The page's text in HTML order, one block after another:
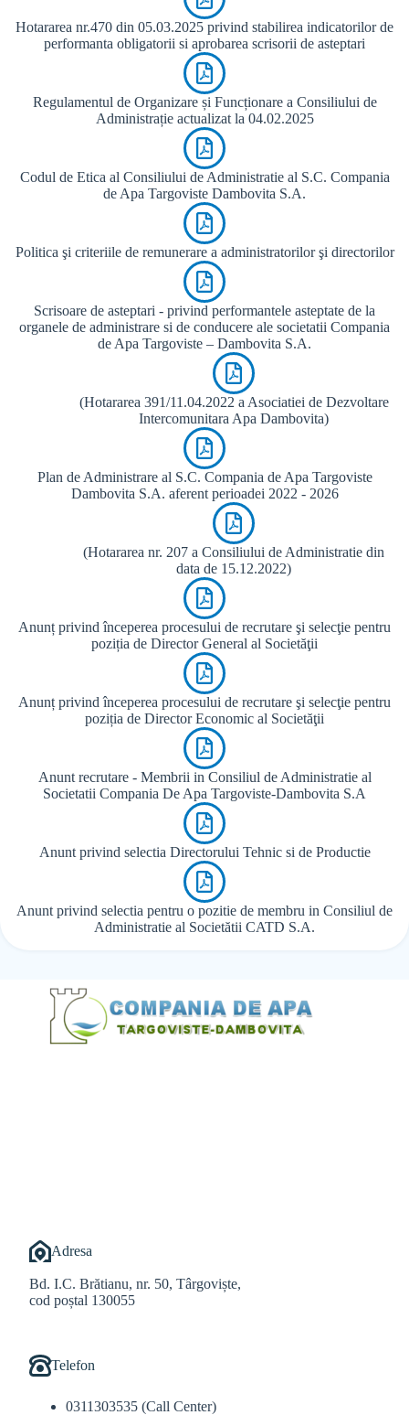
Hotararea nr.470 din 05.03.2025 privind stabilirea indicatorilor de
performanta obligatorii si aprobarea scrisorii de asteptari
Regulamentul de Organizare și Funcționare a Consiliului de
Administrație actualizat la 04.02.2025
Codul de Etica al Consiliului de Administratie al S.C. Compania
de Apa Targoviste Dambovita S.A.
Politica şi criteriile de remunerare a administratorilor şi directorilor
Scrisoare de asteptari - privind performantele asteptate de la
organele de administrare si de conducere ale societatii Compania
de Apa Targoviste – Dambovita S.A.
(Hotararea 391/11.04.2022 a Asociatiei de Dezvoltare
Intercomunitara Apa Dambovita)
Plan de Administrare al S.C. Compania de Apa Targoviste
Dambovita S.A. aferent perioadei 2022 - 2026
(Hotararea nr. 207 a Consiliului de Administratie din
data de 15.12.2022)
Anunț privind începerea procesului de recrutare şi selecţie pentru
poziția de Director General al Societăţii
Anunț privind începerea procesului de recrutare şi selecţie pentru
poziția de Director Economic al Societăţii
Anunt recrutare - Membrii in Consiliul de Administratie al
Societatii Compania De Apa Targoviste-Dambovita S.A
Anunt privind selectia Directorului Tehnic si de Productie
Anunt privind selectia pentru o pozitie de membru in Consiliul de
Administratie al Societătii CATD S.A.
Adresa
Bd. I.C. Brătianu, nr. 50, Târgoviște,
cod poștal 130055
Telefon
0311303535 (Call Center)